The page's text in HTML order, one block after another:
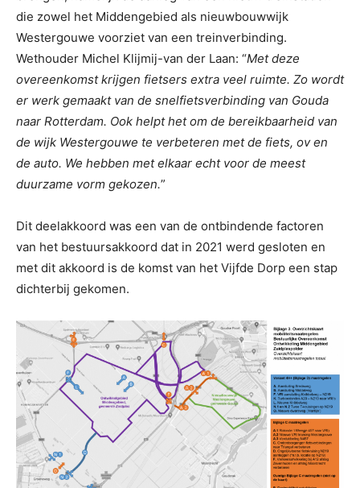
die zowel het Middengebied als nieuwbouwwijk
Westergouwe voorziet van een treinverbinding.
Wethouder Michel Klijmij-van der Laan: “Met deze
overeenkomst krijgen fietsers extra veel ruimte. Zo wordt
er werk gemaakt van de snelfietsverbinding van Gouda
naar Rotterdam. Ook helpt het om de bereikbaarheid van
de wijk Westergouwe te verbeteren met de fiets, ov en
de auto. We hebben met elkaar echt voor de meest
duurzame vorm gekozen.”
Dit deelakkoord was een van de ontbindende factoren
van het bestuursakkoord dat in 2021 werd gesloten en
met dit akkoord is de komst van het Vijfde Dorp een stap
dichterbij gekomen.